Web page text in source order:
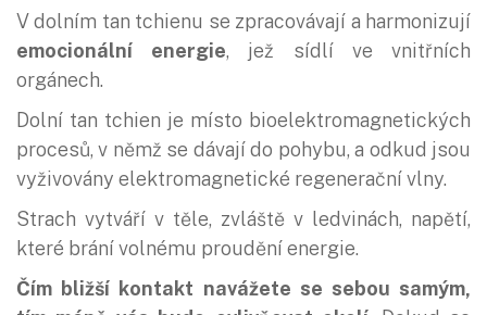
V dolním tan tchienu se zpracovávají a harmonizují
emocionální energie, jež sídlí ve vnitřních
orgánech.
Dolní tan tchien je místo bioelektromagnetických
procesů, v němž se dávají do pohybu, a odkud jsou
vyživovány elektromagnetické regenerační vlny.
Strach vytváří v těle, zvláště v ledvinách, napětí,
které brání volnému proudění energie.
Čím bližší kontakt navážete se sebou samým,